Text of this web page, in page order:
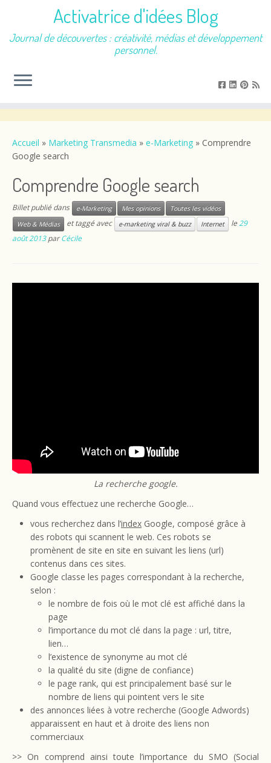
contenu
Activatrice d'idées Blog
Journal de découvertes : créativité, médias et développement
personnel.
Accueil » Marketing Transmedia » e-Marketing » Comprendre
Google search
Comprendre Google search
Billet publié dans e-Marketing Mes opinions
Toutes les vidéos
Web & Médias
et taggé avec e-marketing viral & buzz Internet le29
août 2013 parCécile
La recherche google.
Quand vous effectuez une recherche Google…
vous recherchez dans l’index Google, composé grâce à
des robots qui scannent le web. Ces robots se
promènent de site en site en suivant les liens (url)
contenus dans ces sites.
Google classe les pages correspondant à la recherche,
selon :
le nombre de fois où le mot clé est affiché dans la
page
l’importance du mot clé dans la page : url, titre,
lien…
l’existence de synonyme au mot clé
la qualité du site (digne de confiance)
le page rank, qui est principalement basé sur le
nombre de liens qui pointent vers le site
des annonces liées à votre recherche (Google Adwords)
apparaissent en haut et à droite des liens non
commerciaux
>> On comprend ainsi toute l’importance du SMO (Social